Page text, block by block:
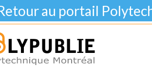
au portail